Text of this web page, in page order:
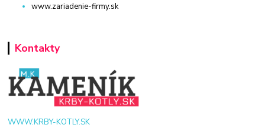
www.zariadenie-firmy.sk
Kontakty
WWW.KRBY-KOTLY.SK